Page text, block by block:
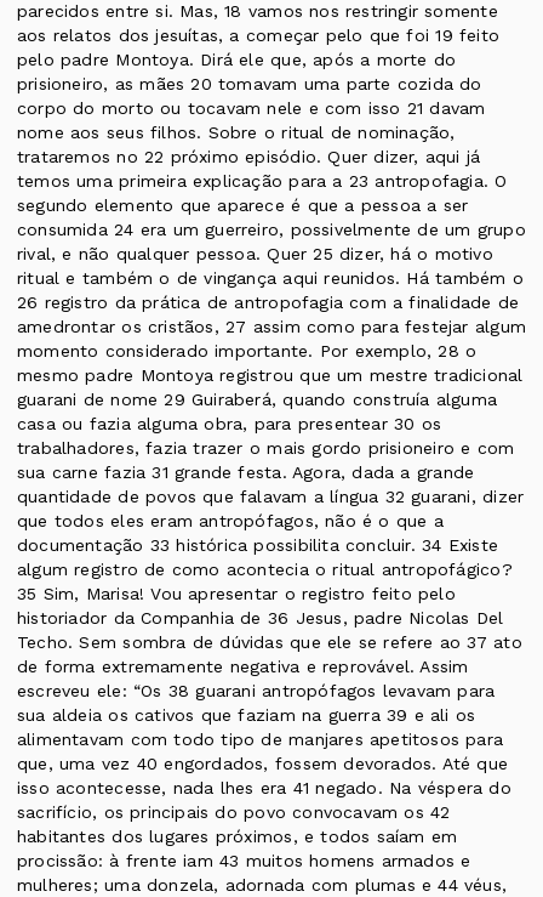
parecidos entre si. Mas, 18 vamos nos restringir somente
aos relatos dos jesuítas, a começar pelo que foi 19 feito
pelo padre Montoya. Dirá ele que, após a morte do
prisioneiro, as mães 20 tomavam uma parte cozida do
corpo do morto ou tocavam nele e com isso 21 davam
nome aos seus filhos. Sobre o ritual de nominação,
trataremos no 22 próximo episódio. Quer dizer, aqui já
temos uma primeira explicação para a 23 antropofagia. O
segundo elemento que aparece é que a pessoa a ser
consumida 24 era um guerreiro, possivelmente de um grupo
rival, e não qualquer pessoa. Quer 25 dizer, há o motivo
ritual e também o de vingança aqui reunidos. Há também o
26 registro da prática de antropofagia com a finalidade de
amedrontar os cristãos, 27 assim como para festejar algum
momento considerado importante. Por exemplo, 28 o
mesmo padre Montoya registrou que um mestre tradicional
guarani de nome 29 Guiraberá, quando construía alguma
casa ou fazia alguma obra, para presentear 30 os
trabalhadores, fazia trazer o mais gordo prisioneiro e com
sua carne fazia 31 grande festa. Agora, dada a grande
quantidade de povos que falavam a língua 32 guarani, dizer
que todos eles eram antropófagos, não é o que a
documentação 33 histórica possibilita concluir. 34 Existe
algum registro de como acontecia o ritual antropofágico?
35 Sim, Marisa! Vou apresentar o registro feito pelo
historiador da Companhia de 36 Jesus, padre Nicolas Del
Techo. Sem sombra de dúvidas que ele se refere ao 37 ato
de forma extremamente negativa e reprovável. Assim
escreveu ele: “Os 38 guarani antropófagos levavam para
sua aldeia os cativos que faziam na guerra 39 e ali os
alimentavam com todo tipo de manjares apetitosos para
que, uma vez 40 engordados, fossem devorados. Até que
isso acontecesse, nada lhes era 41 negado. Na véspera do
sacrifício, os principais do povo convocavam os 42
habitantes dos lugares próximos, e todos saíam em
procissão: à frente iam 43 muitos homens armados e
mulheres; uma donzela, adornada com plumas e 44 véus,